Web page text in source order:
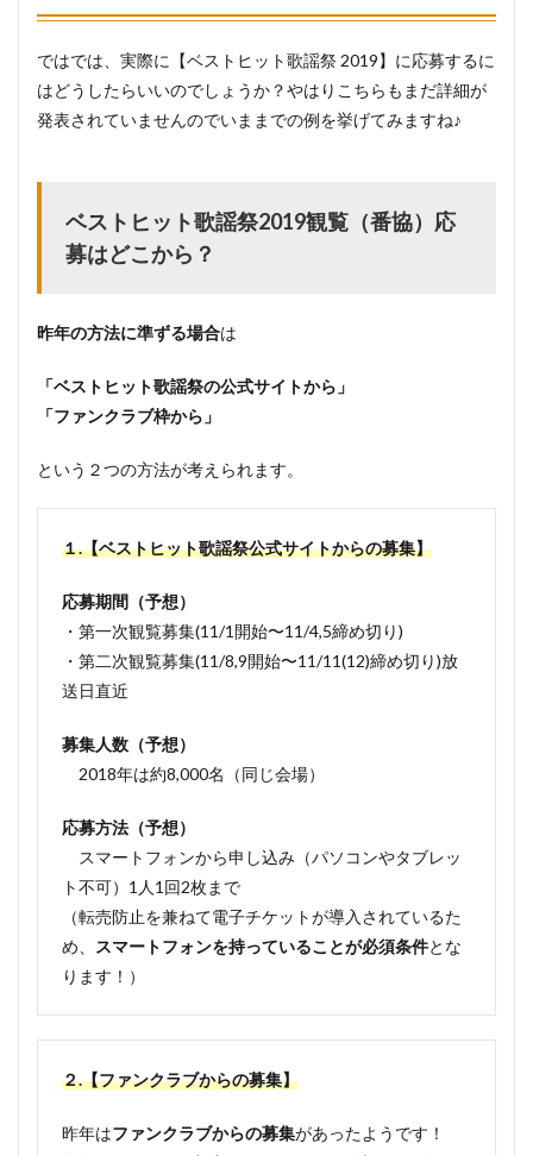
ではでは、実際に【ベストヒット歌謡祭 2019】に応募するに
はどうしたらいいのでしょうか？やはりこちらもまだ詳細が
発表されていませんのでいままでの例を挙げてみますね♪
ベストヒット歌謡祭2019観覧（番協）応
募はどこから？
昨年の方法に準ずる場合は
「ベストヒット歌謡祭の公式サイトから」
「ファンクラブ枠から」
という２つの方法が考えられます。
１.【ベストヒット歌謡祭公式サイトからの募集】
応募期間（予想）
・第一次観覧募集(11/1開始〜11/4,5締め切り)
・第二次観覧募集(11/8,9開始〜11/11(12)締め切り)放
送日直近
募集人数（予想）
2018年は約8,000名（同じ会場）
応募方法（予想）
スマートフォンから申し込み（パソコンやタブレッ
ト不可）1人1回2枚まで
（転売防止を兼ねて電子チケットが導入されているた
め、
スマートフォンを持っていることが必須条件とな
ります！）
２.【ファンクラブからの募集】
昨年はファンクラブからの募集があったようです！